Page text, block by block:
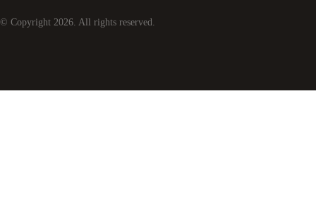
© Copyright 2026 . All rights reserved.